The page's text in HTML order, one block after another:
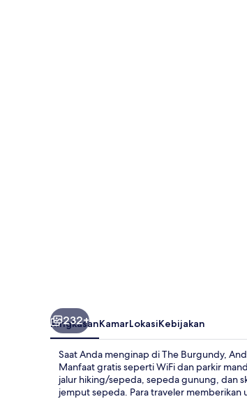
232+
RingkasanKamarLokasiKebijakan
Saat Anda menginap di The Burgundy,
Manfaat gratis seperti WiFi dan parkir
jalur hiking/sepeda, sepeda gunung, dan
jemput sepeda. Para traveler memberikan